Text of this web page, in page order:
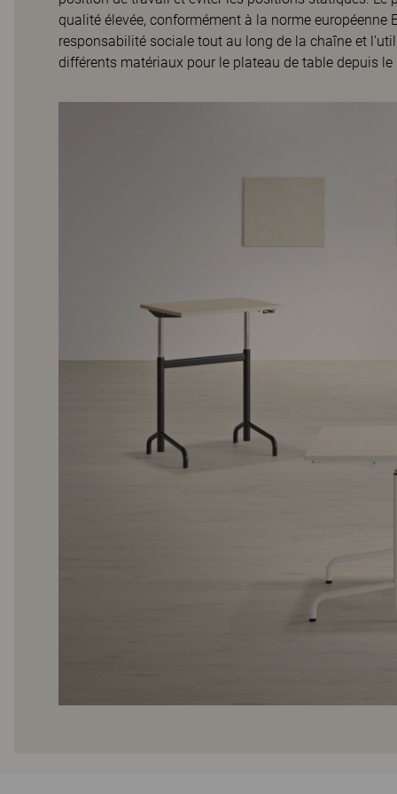
qualité élevée, conformément à la norme européenne
responsabilité sociale tout au long de la chaîne et
différents matériaux pour le plateau de table depuis le